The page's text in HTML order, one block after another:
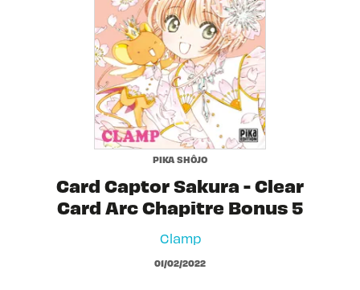
PIKA SHÔJO
Card Captor Sakura - Clear
Card Arc Chapitre Bonus 5
Clamp
01/02/2022